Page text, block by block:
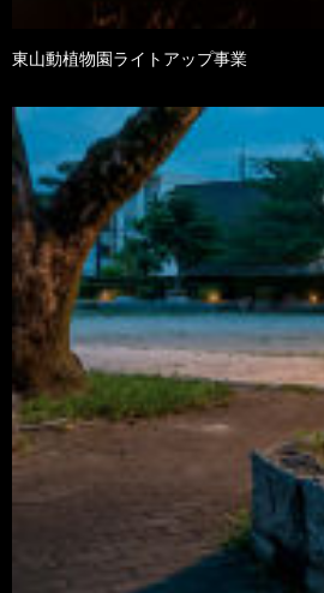
東山動植物園ライトアップ事業